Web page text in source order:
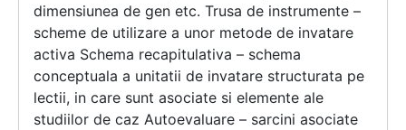
dimensiunea de gen etc. Trusa de instrumente –
scheme de utilizare a unor metode de invatare
activa Schema recapitulativa – schema
conceptuala a unitatii de invatare structurata pe
lectii, in care sunt asociate si elemente ale
studiilor de caz Autoevaluare – sarcini asociate